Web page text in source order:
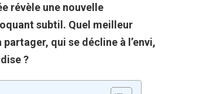
révèle une nouvelle
subtil. Quel meilleur
qui se décline à l’envi,
?